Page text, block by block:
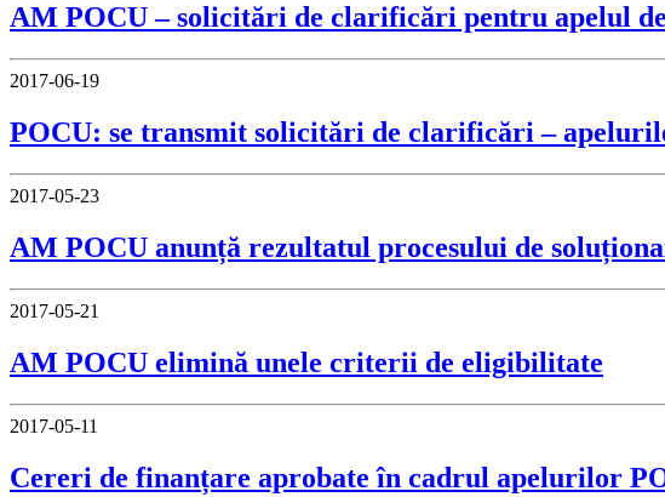
AM POCU – solicitări de clarificări pentru apelul
2017-06-19
POCU: se transmit solicitări de clarificări –
2017-05-23
AM POCU anunță rezultatul procesului de
2017-05-21
AM POCU elimină unele criterii de eligibilitate
2017-05-11
Cereri de finanțare aprobate în cadrul apelurilor